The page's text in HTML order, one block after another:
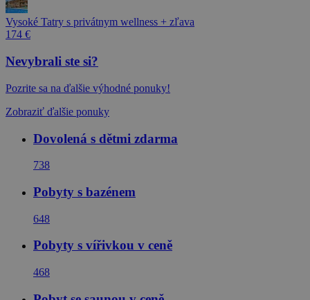
Vysoké Tatry s privátnym wellness + zľava
174 €
Nevybrali ste si?
Pozrite sa na ďalšie výhodné ponuky!
Zobraziť ďalšie ponuky
Dovolená s dětmi zdarma
738
Pobyty s bazénem
648
Pobyty s vířivkou v ceně
468